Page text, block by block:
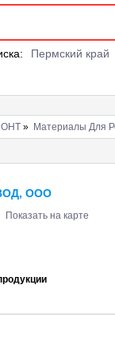
Пермский край
» Материалы Для
ООО
Показать на карте